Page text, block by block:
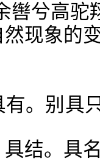
辔兮高驼
现象的
。别具
结。具